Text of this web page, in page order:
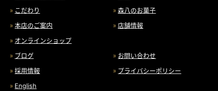
こだわり
森八のお菓子
本店のご案内
店舗情報
オンラインショップ
ブログ
お問い合わせ
採用情報
プライバシーポリシー
English